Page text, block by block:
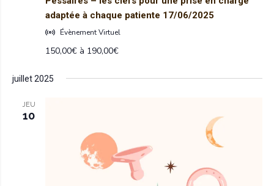
adaptée à chaque patiente 17/06/2025
Évènement Virtuel
150,00€ à 190,00€
juillet 2025
JEU
10